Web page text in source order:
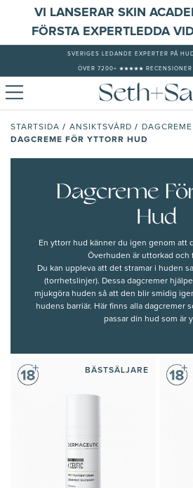
VI LANSERAR SKIN
FÖRSTA EXPERTLEDDA
SVERIGES LEDANDE EXPERTER PÅ
ÖVER 7200+ ★★★★★ RECENSIONER
STARTSIDA / ANSIKTSVÅRD / DAGCREME
DAGCREME FÖR YTTORR HUD
Dagcreme
Hud
En yttorr hud känner du igen genom att
Överhuden är uttorkad och
Du kan uppleva att det stramar i huden
(torrhetslinjer). Dessa dagcremer
mjukgöra huden så att den blir smidig
hudens barriär. Här finns alla dagcremer
passar din hud som är
BÄSTSÄLJARE